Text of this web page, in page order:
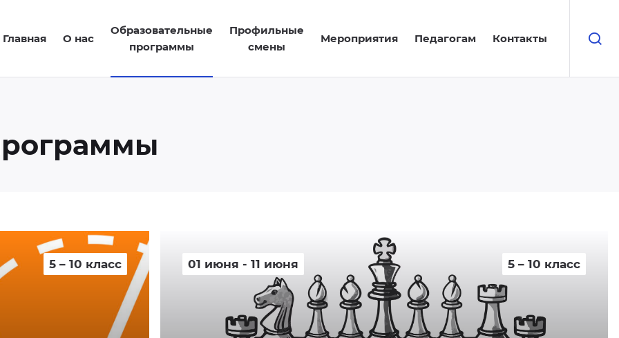
Главная О нас
Образовательные
программы
Профильные
смены
Мероприятия Педагогам Контакты
5 – 10 класс 01 июня - 11 июня 5 – 10 класс